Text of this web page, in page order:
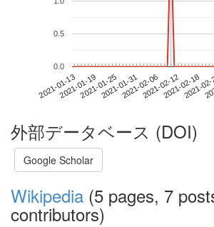
2021-01-132021-01-192021-01-252021-01-312021-02-062021-02-122021-02-18
2021-
0.0
0.5
外部データベース (DOI)
Google Scholar
Wikipedia (5 pages, 7
contributors)